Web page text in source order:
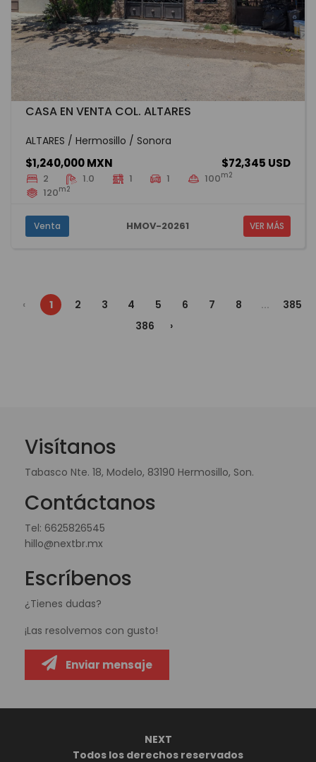
CASA EN VENTA COL. ALTARES
ALTARES / Hermosillo / Sonora
$1,240,000 MXN $72,345 USD
2 1.0 1 1 100m2
120m2
Venta HMOV-20261 VER MÁS
‹ 1 2 3 4 5 6 7 8 ...
385
386
›
Visítanos
Tabasco Nte. 18, Modelo, 83190 Hermosillo, Son.
Contáctanos
Tel: 6625826545
hillo@nextbr.mx
Escríbenos
¿Tienes dudas?
¡Las resolvemos con gusto!
Enviar mensaje
NEXT
Todos los derechos reservados